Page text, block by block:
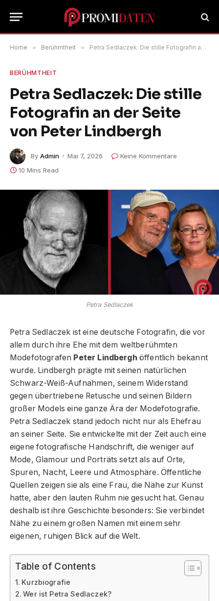
Home » Berühmtheit » Petra Sedlaczek: Die stille Fotografin an der Seite von Peter Lindbergh
BERÜHMTHEIT
Petra Sedlaczek: Die stille
Fotografin an der Seite
von Peter Lindbergh
By Admin Mai 7, 2026
Keine Kommentare
10 Mins Read
Petra Sedlaczek
Petra Sedlaczek ist eine deutsche Fotografin, die vor
allem durch ihre Ehe mit dem weltberühmten
Modefotografen Peter Lindbergh öffentlich bekannt
wurde. Lindbergh prägte mit seinen natürlichen
Schwarz-Weiß-Aufnahmen, seinem Widerstand
gegen übertriebene Retusche und seinen Bildern
großer Models eine ganze Ära der Modefotografie.
Petra Sedlaczek stand jedoch nicht nur als Ehefrau
an seiner Seite. Sie entwickelte mit der Zeit auch eine
eigene fotografische Handschrift, die weniger auf
Mode, Glamour und Porträts setzt als auf Orte,
Spuren, Nacht, Leere und Atmosphäre. Öffentliche
Quellen zeigen sie als eine Frau, die Nähe zur Kunst
hatte, aber den lauten Ruhm nie gesucht hat. Genau
deshalb ist ihre Geschichte besonders: Sie verbindet
Nähe zu einem großen Namen mit einem sehr
eigenen, ruhigen Blick auf die Welt.
Table of Contents
Kurzbiografie
Wer ist Petra Sedlaczek?